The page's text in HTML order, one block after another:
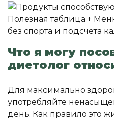
Что я могу
диетолог
Для максимально
употребляйте
день. Как правило это